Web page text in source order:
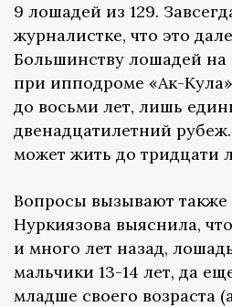
9 лошадей из 129.
журналистке, что это
Большинству лошадей
при ипподроме «Ак-
до восьми лет, лишь
двенадцатилетний
может жить до тридцати
Вопросы вызывают также
Нуркиязова выяснила,
и много лет назад,
мальчики 13-14 лет, да
младше своего возраста